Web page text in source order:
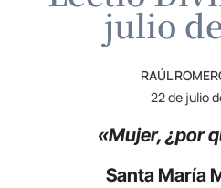
julio
RAÚL
22 de julio
«Mujer, ¿por
Santa María